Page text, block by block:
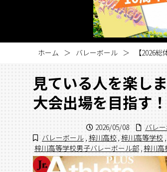
ホーム バレーボール 【2026
見ている人を楽し
大会出場を目指す！
2026/05/08 バレ
バレーボール , 梓川高校, 梓川高等学校 ,
梓川高等学校男子バレーボール部 ,梓川高